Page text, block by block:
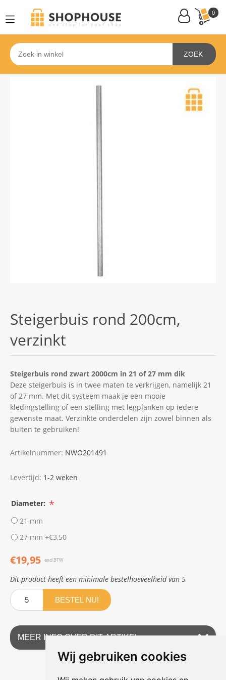
Wij gebruiken cookies
0
ZOEK
Steigerbuis rond 200cm,
verzinkt
Steigerbuis rond zwart 2000cm in 21 of 27 mm dik
Deze steigerbuis is in twee maten te verkrijgen, namelijk 21
of 27 mm. Met dit systeem maak je een mooie
kledingstelling of een stelling met legplanken op iedere
gewenste maat. Verzinkte onderdelen zijn zowel binnen als
buiten te gebruiken!
Artikelnummer: NWO201491
Levertijd: 1-2 weken
Diameter: *
21 mm
27 mm +€3,50
€19,95 excl.BTW
Dit product heeft een minimale bestelhoeveelheid van 5
BESTEL NU!
MEER INFO OVER DIT ARTIKEL